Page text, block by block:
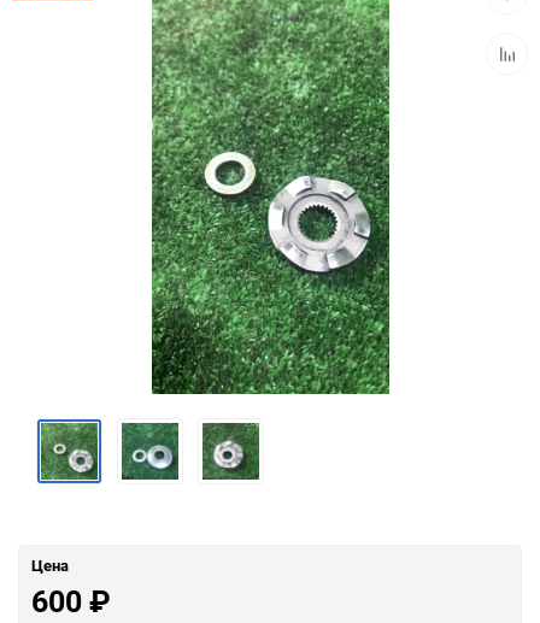
Цена
600₽